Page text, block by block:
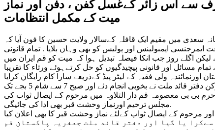
سے اس زائر کےغسل کفن ، دفن اور نماز
میت کے مکمل انتظامات
پر مسافر خانہ سعدی میں مقیم ایک قافلہ کےسالار ولایت حسین کا فون آیا کہ
ایمبولینس اور پولیس کو بھی وہاں بلایا . تمام قانونی
اگلے روز جب انکا فیصلہ تبدیل ہوا کہ میت کو قم ایران میں
مسائل اور قانونی پیچیدگیوں کو حل کرتےہوئے ورثاء کا تقریبا
زائر کا جنازہ حرم معصومہ قم میں ہوا جسمیں علماء طلاب اور زائرین کی کثیرتعداد شریک تھی . اور غسل کفن اور دفن کے تمام کام کارکن دفتر قائد ملت نے بخوبی انجام دئے اور صبح 7 سے شام 5 بجے تک
بی بی معصومہ قم دار التلاوہ میں مرحوم کے ایصال ثواب کی
مجلس ترحیم اورنماز وحشت قبر بھی ادا کی جائیگی.
یا گیا اور دفتر قائد ملت جعفریہ پاکستان قم